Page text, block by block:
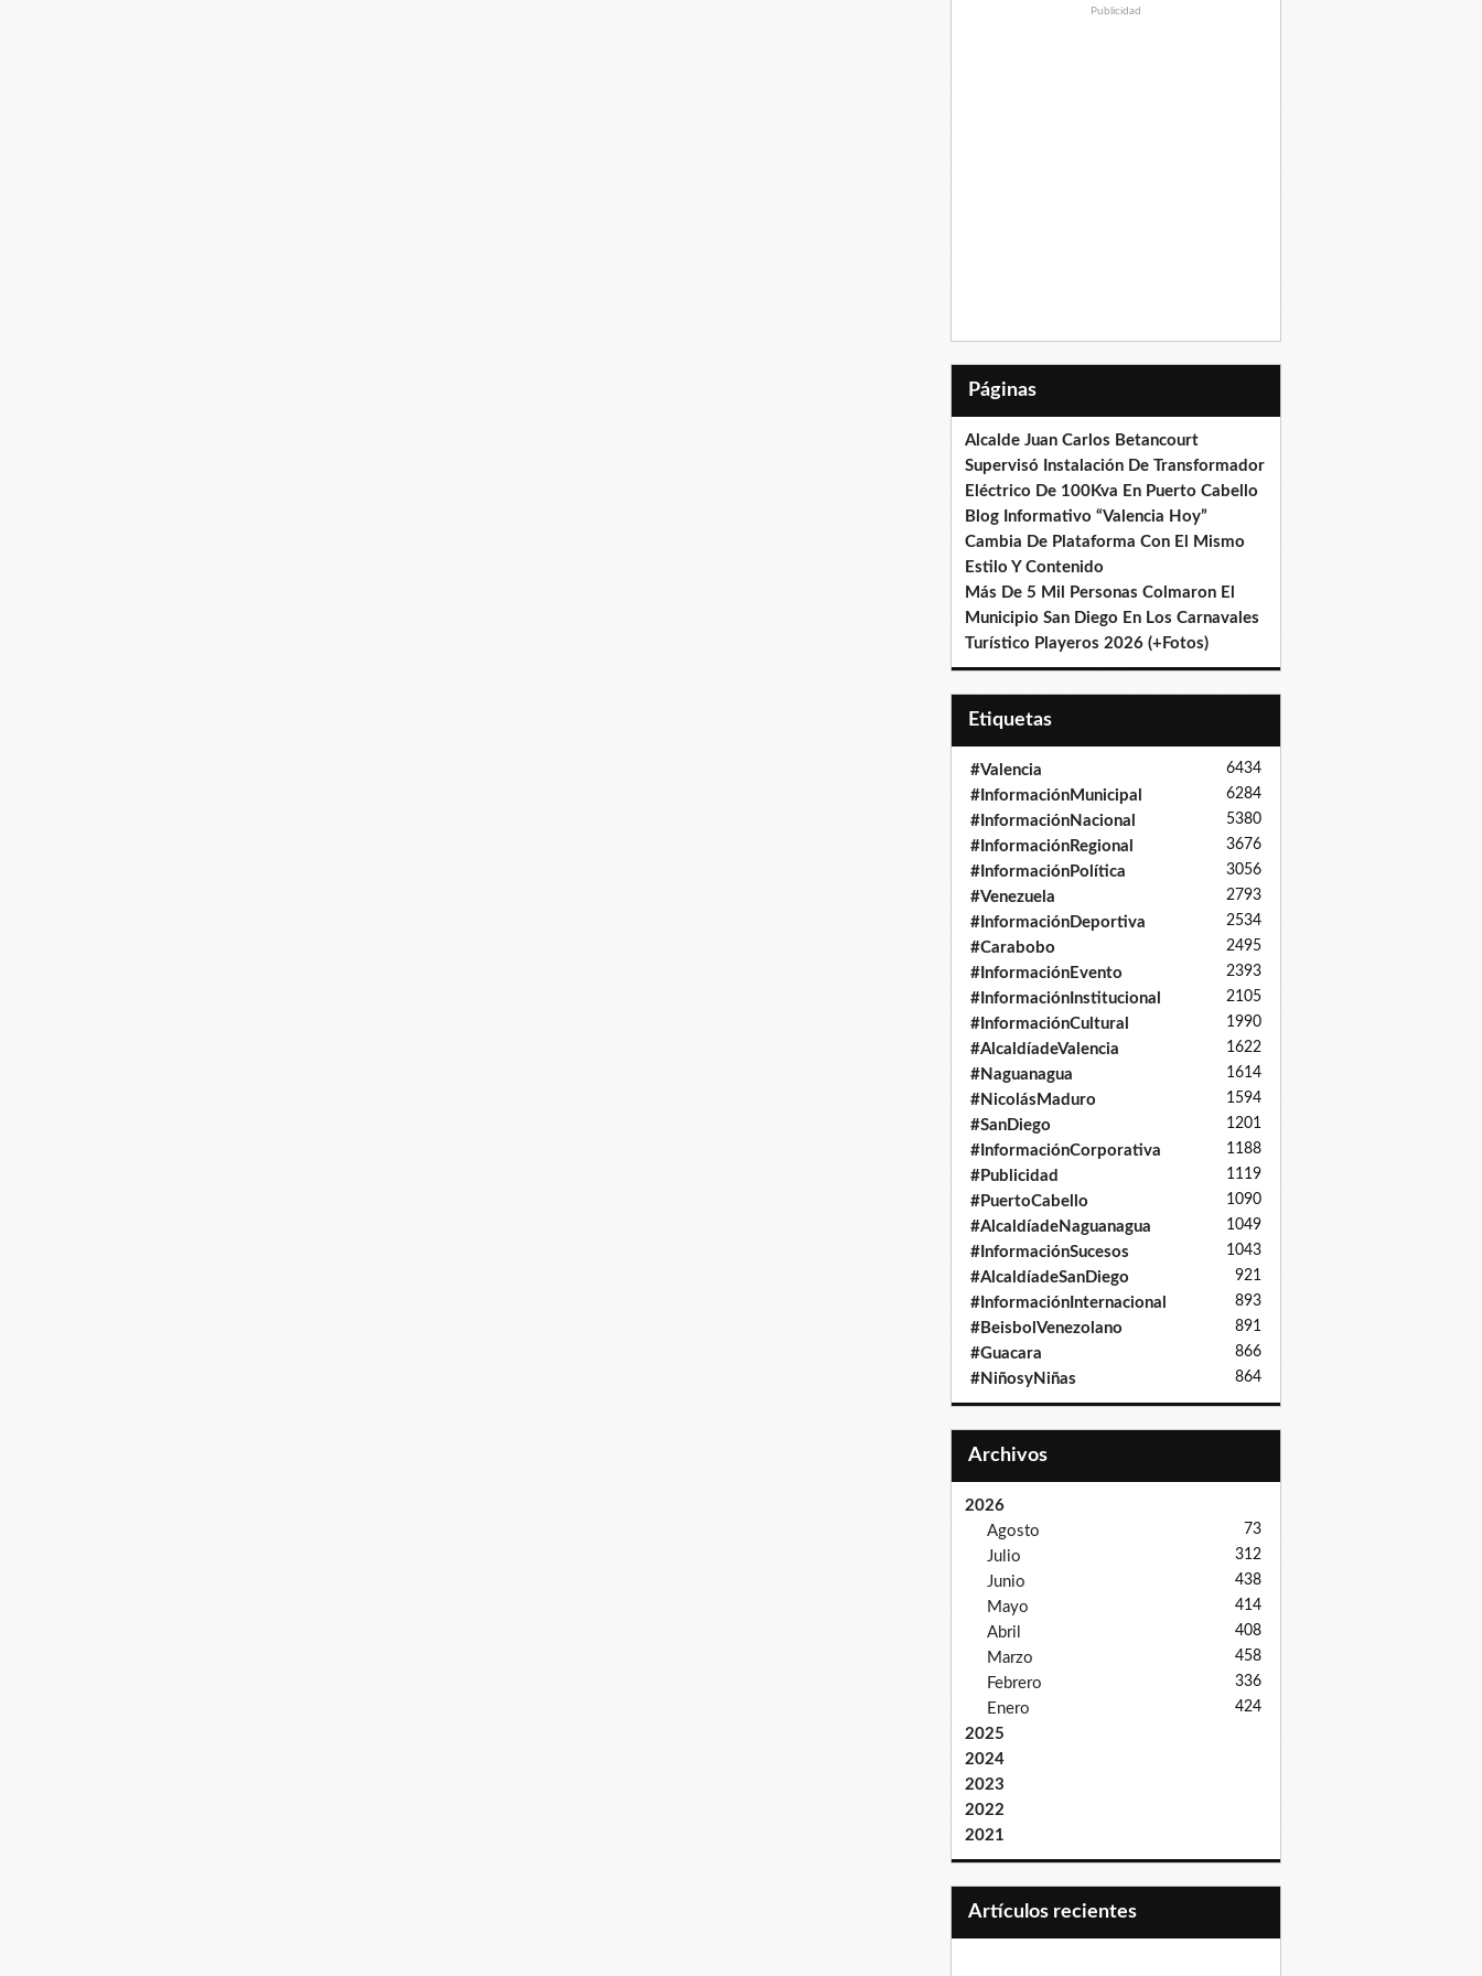
Publicidad
Páginas
Alcalde Juan Carlos Betancourt
Supervisó Instalación De Transformador
Eléctrico De 100Kva En Puerto Cabello
Blog Informativo “Valencia Hoy”
Cambia De Plataforma Con El Mismo
Estilo Y Contenido
Más De 5 Mil Personas Colmaron El
Municipio San Diego En Los Carnavales
Turístico Playeros 2026 (+Fotos)
Etiquetas
#Valencia 6434
#InformaciónMunicipal 6284
#InformaciónNacional 5380
#InformaciónRegional 3676
#InformaciónPolítica 3056
#Venezuela 2793
#InformaciónDeportiva 2534
#Carabobo 2495
#InformaciónEvento 2393
#InformaciónInstitucional 2105
#InformaciónCultural 1990
#AlcaldíadeValencia 1622
#Naguanagua 1614
#NicolásMaduro 1594
#SanDiego 1201
#InformaciónCorporativa 1188
#Publicidad 1119
#PuertoCabello 1090
#AlcaldíadeNaguanagua 1049
#InformaciónSucesos 1043
#AlcaldíadeSanDiego 921
#InformaciónInternacional 893
#BeisbolVenezolano 891
#Guacara 866
#NiñosyNiñas 864
Archivos
2026
Agosto
73
Julio 312
Junio 438
Mayo 414
Abril 408
Marzo 458
Febrero 336
Enero 424
2025
2024
2023
2022
2021
Artículos recientes